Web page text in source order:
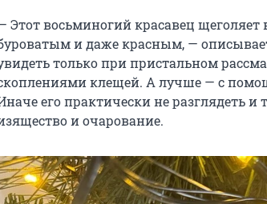
Этот восьминогий красавец щеголяет
и даже красным, —
только при пристальном
клещей. А лучше — с
его практически не разглядеть и
и очарование.